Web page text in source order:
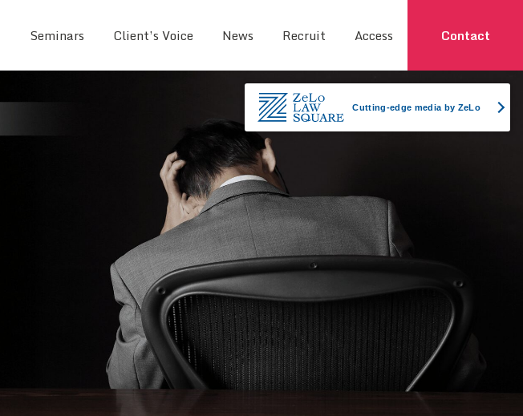
Seminars Client’s Voice News Recruit Access Contact
Cutting-edge media by ZeLo